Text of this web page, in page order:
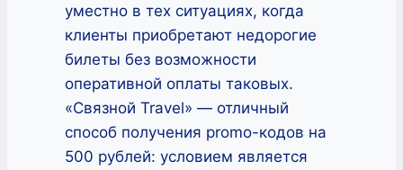
уместно в тех ситуациях, когда
клиенты приобретают недорогие
билеты без возможности
оперативной оплаты таковых.
«Связной Travel» — отличный
способ получения promo-кодов на
500 рублей: условием является